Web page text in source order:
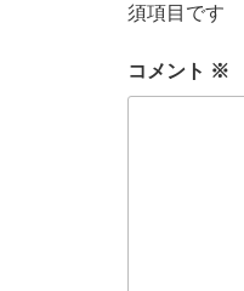
須項目です
コメント ※